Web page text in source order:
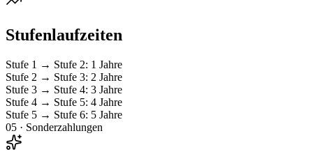
Stufenlaufzeiten
Stufe 1 → Stufe 2: 1 Jahre
Stufe 2 → Stufe 3: 2 Jahre
Stufe 3 → Stufe 4: 3 Jahre
Stufe 4 → Stufe 5: 4 Jahre
Stufe 5 → Stufe 6: 5 Jahre
05 · Sonderzahlungen